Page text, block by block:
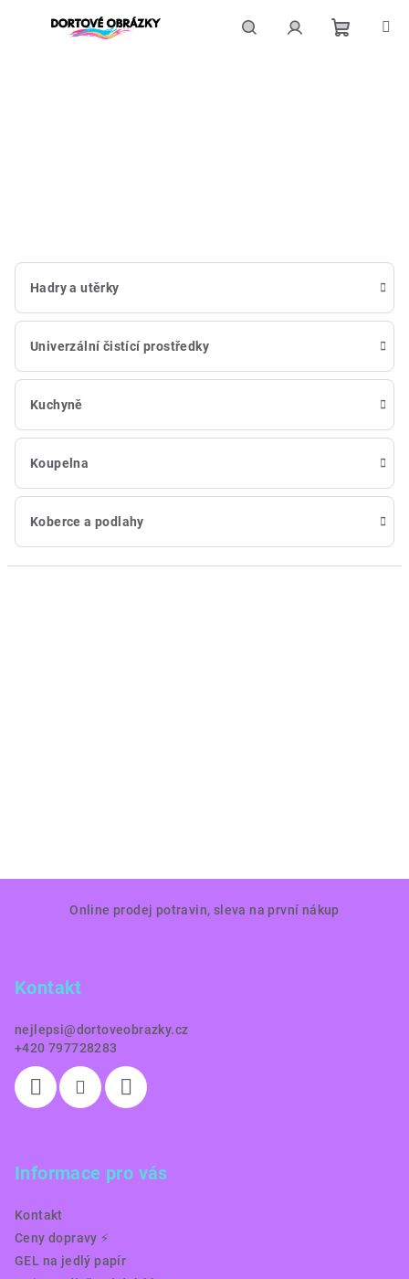
Hadry a utěrky
Univerzální čistící prostředky
Kuchyně
Koupelna
Koberce a podlahy
Online prodej potravin, sleva na první nákup
Kontakt
nejlepsi@dortoveobrazky.cz
+420 797728283
Informace pro vás
Kontakt
Ceny dopravy ⚡️
GEL na jedlý papír